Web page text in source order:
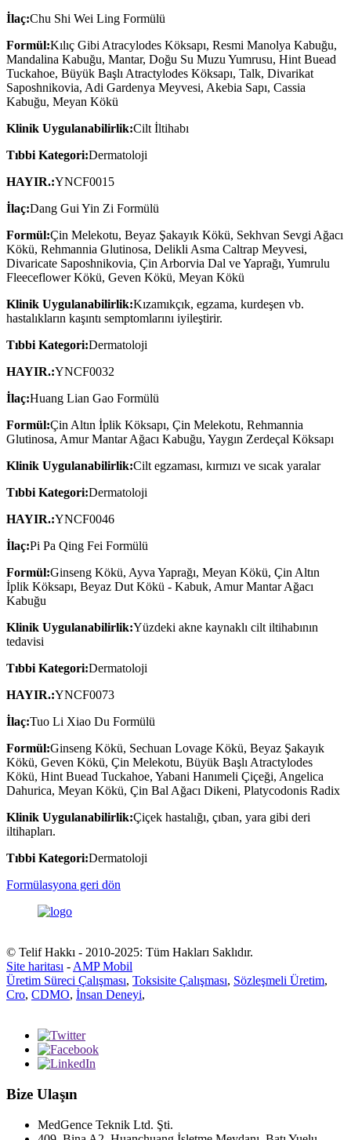
İlaç:Chu Shi Wei Ling Formülü
Formül:Kılıç Gibi Atracylodes Köksapı, Resmi Manolya Kabuğu,
Mandalina Kabuğu, Mantar, Doğu Su Muzu Yumrusu, Hint Buead
Tuckahoe, Büyük Başlı Atractylodes Köksapı, Talk, Divarikat
Saposhnikovia, Adi Gardenya Meyvesi, Akebia Sapı, Cassia
Kabuğu, Meyan Kökü
Klinik Uygulanabilirlik:Cilt İltihabı
Tıbbi Kategori:Dermatoloji
HAYIR.:YNCF0015
İlaç:Dang Gui Yin Zi Formülü
Formül:Çin Melekotu, Beyaz Şakayık Kökü, Sekhvan Sevgi Ağacı
Kökü, Rehmannia Glutinosa, Delikli Asma Caltrap Meyvesi,
Divaricate Saposhnikovia, Çin Arborvia Dal ve Yaprağı, Yumrulu
Fleeceflower Kökü, Geven Kökü, Meyan Kökü
Klinik Uygulanabilirlik:Kızamıkçık, egzama, kurdeşen vb.
hastalıkların kaşıntı semptomlarını iyileştirir.
Tıbbi Kategori:Dermatoloji
HAYIR.:YNCF0032
İlaç:Huang Lian Gao Formülü
Formül:Çin Altın İplik Köksapı, Çin Melekotu, Rehmannia
Glutinosa, Amur Mantar Ağacı Kabuğu, Yaygın Zerdeçal Köksapı
Klinik Uygulanabilirlik:Cilt egzaması, kırmızı ve sıcak yaralar
Tıbbi Kategori:Dermatoloji
HAYIR.:YNCF0046
İlaç:Pi Pa Qing Fei Formülü
Formül:Ginseng Kökü, Ayva Yaprağı, Meyan Kökü, Çin Altın
İplik Köksapı, Beyaz Dut Kökü - Kabuk, Amur Mantar Ağacı
Kabuğu
Klinik Uygulanabilirlik:Yüzdeki akne kaynaklı cilt iltihabının
tedavisi
Tıbbi Kategori:Dermatoloji
HAYIR.:YNCF0073
İlaç:Tuo Li Xiao Du Formülü
Formül:Ginseng Kökü, Sechuan Lovage Kökü, Beyaz Şakayık
Kökü, Geven Kökü, Çin Melekotu, Büyük Başlı Atractylodes
Kökü, Hint Buead Tuckahoe, Yabani Hanımeli Çiçeği, Angelica
Dahurica, Meyan Kökü, Çin Bal Ağacı Dikeni, Platycodonis Radix
Klinik Uygulanabilirlik:Çiçek hastalığı, çıban, yara gibi deri
iltihapları.
Tıbbi Kategori:Dermatoloji
Formülasyona geri dön
© Telif Hakkı - 2010-2025: Tüm Hakları Saklıdır.
Site haritası - AMP Mobil
Üretim Süreci Çalışması, Toksisite Çalışması, Sözleşmeli Üretim,
Cro, CDMO, İnsan Deneyi,
Bize Ulaşın
MedGence Teknik Ltd. Şti.